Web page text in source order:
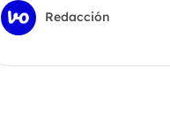
Redacción